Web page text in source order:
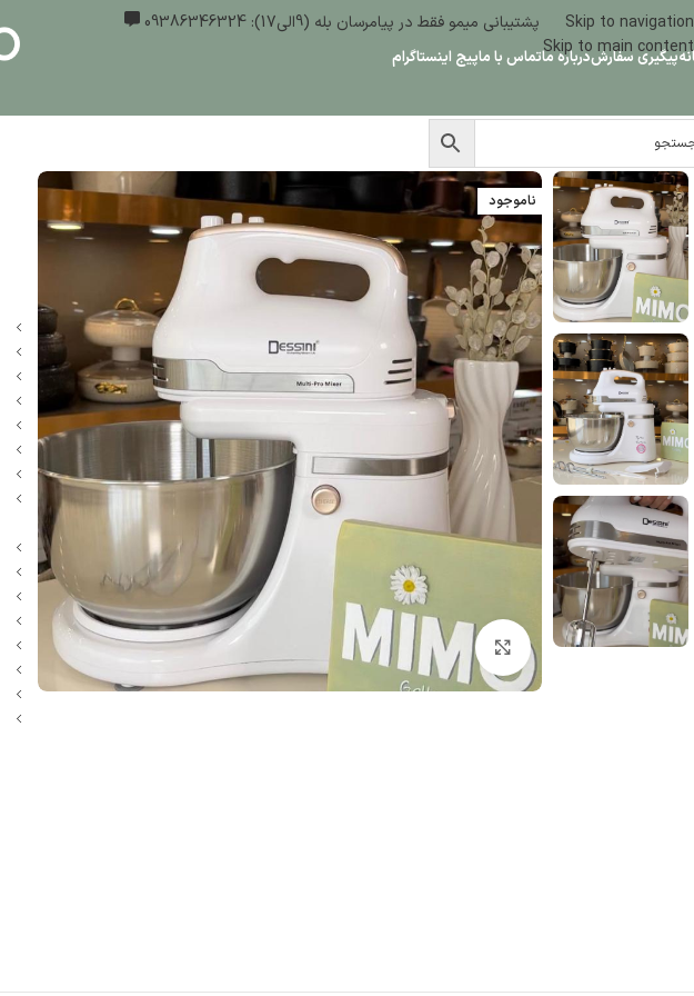
Skip to navigation
Skip to main content
پشتیبانی میمو فقط در پیامرسان بله (9الی17): 09386346324
پیگیری سفارشدرباره ماتماس با ماپیج اینستاگرام
ناموجود
بزرگنمایی تصویر